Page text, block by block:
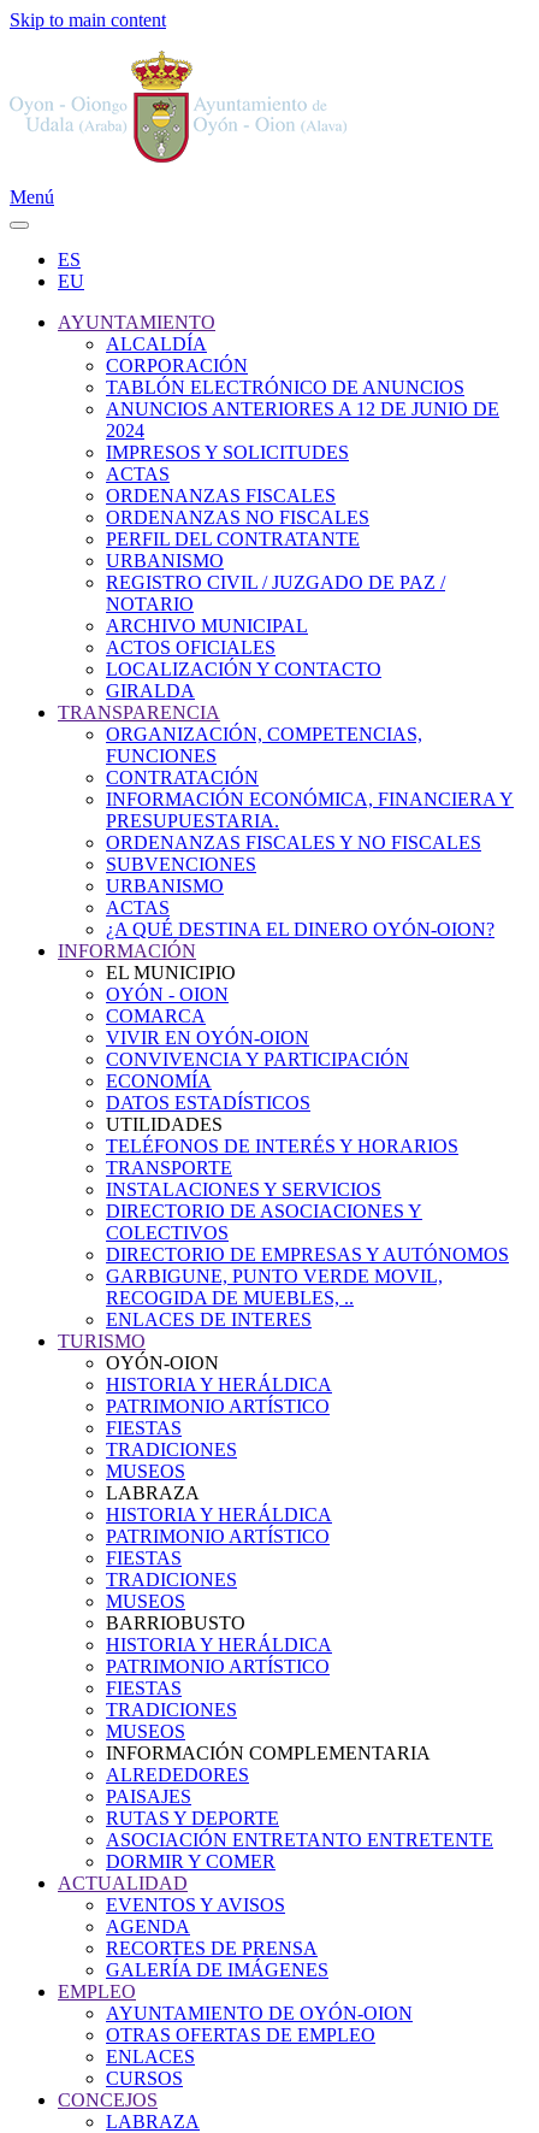
Skip to main content
Menú
ES
EU
AYUNTAMIENTO
ALCALDÍA
CORPORACIÓN
TABLÓN ELECTRÓNICO DE ANUNCIOS
ANUNCIOS ANTERIORES A 12 DE JUNIO DE
2024
IMPRESOS Y SOLICITUDES
ACTAS
ORDENANZAS FISCALES
ORDENANZAS NO FISCALES
PERFIL DEL CONTRATANTE
URBANISMO
REGISTRO CIVIL / JUZGADO DE PAZ /
NOTARIO
ARCHIVO MUNICIPAL
ACTOS OFICIALES
LOCALIZACIÓN Y CONTACTO
GIRALDA
TRANSPARENCIA
ORGANIZACIÓN, COMPETENCIAS,
FUNCIONES
CONTRATACIÓN
INFORMACIÓN ECONÓMICA, FINANCIERA Y
PRESUPUESTARIA.
ORDENANZAS FISCALES Y NO FISCALES
SUBVENCIONES
URBANISMO
ACTAS
¿A QUÉ DESTINA EL DINERO OYÓN-OION?
INFORMACIÓN
EL MUNICIPIO
OYÓN - OION
COMARCA
VIVIR EN OYÓN-OION
CONVIVENCIA Y PARTICIPACIÓN
ECONOMÍA
DATOS ESTADÍSTICOS
UTILIDADES
TELÉFONOS DE INTERÉS Y HORARIOS
TRANSPORTE
INSTALACIONES Y SERVICIOS
DIRECTORIO DE ASOCIACIONES Y
COLECTIVOS
DIRECTORIO DE EMPRESAS Y AUTÓNOMOS
GARBIGUNE, PUNTO VERDE MOVIL,
RECOGIDA DE MUEBLES, ..
ENLACES DE INTERES
TURISMO
OYÓN-OION
HISTORIA Y HERÁLDICA
PATRIMONIO ARTÍSTICO
FIESTAS
TRADICIONES
MUSEOS
LABRAZA
HISTORIA Y HERÁLDICA
PATRIMONIO ARTÍSTICO
FIESTAS
TRADICIONES
MUSEOS
BARRIOBUSTO
HISTORIA Y HERÁLDICA
PATRIMONIO ARTÍSTICO
FIESTAS
TRADICIONES
MUSEOS
INFORMACIÓN COMPLEMENTARIA
ALREDEDORES
PAISAJES
RUTAS Y DEPORTE
ASOCIACIÓN ENTRETANTO ENTRETENTE
DORMIR Y COMER
ACTUALIDAD
EVENTOS Y AVISOS
AGENDA
RECORTES DE PRENSA
GALERÍA DE IMÁGENES
EMPLEO
AYUNTAMIENTO DE OYÓN-OION
OTRAS OFERTAS DE EMPLEO
ENLACES
CURSOS
CONCEJOS
LABRAZA